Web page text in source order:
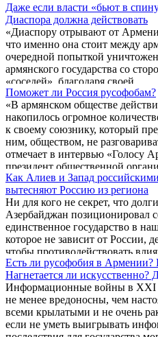
Даже если власти «бьют в
Диаспора должна действовать
«Диаспору отрывают от
что именно она стоит между
очередной попыткой
армянского государства со
«соседей», благодаря своей
многочисленности и влиянию в
проживания», - говорит в
президент общественной
имя армянского будущего»
Поможет ли Россия русофобам?
«В армянском обществе
накопилось огромное
к своему союзнику, который
ним, обществом, не
отмечает в интервью «Голосу
президент общественной
имя армянского будущего"
Как Алиев и Запад
вытесняют Россию из региона
Ни для кого не секрет, что
Азербайджан позиционировал
единственное государство в
которое не зависит от России,
чтобы противодействовать
России, и всячески выказывал
лояльность западным - в
странам. Достаточно полистать
встречах с американскими
слитые в wikileaks, чтобы
этом, и достаточно просмотреть
Есть ли русофобия в Армении?
Нагнетается ли искусственно?
Информационные войны в XXI
не менее вредоносны, чем
всеми крылатыми и не очень
если не уметь выигрывать